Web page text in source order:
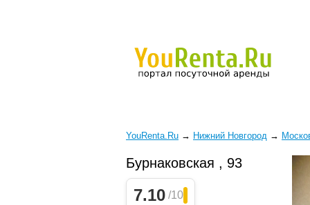
YouRenta.Ru → Нижний Новгород →
Бурнаковская , 93
7.10 /10